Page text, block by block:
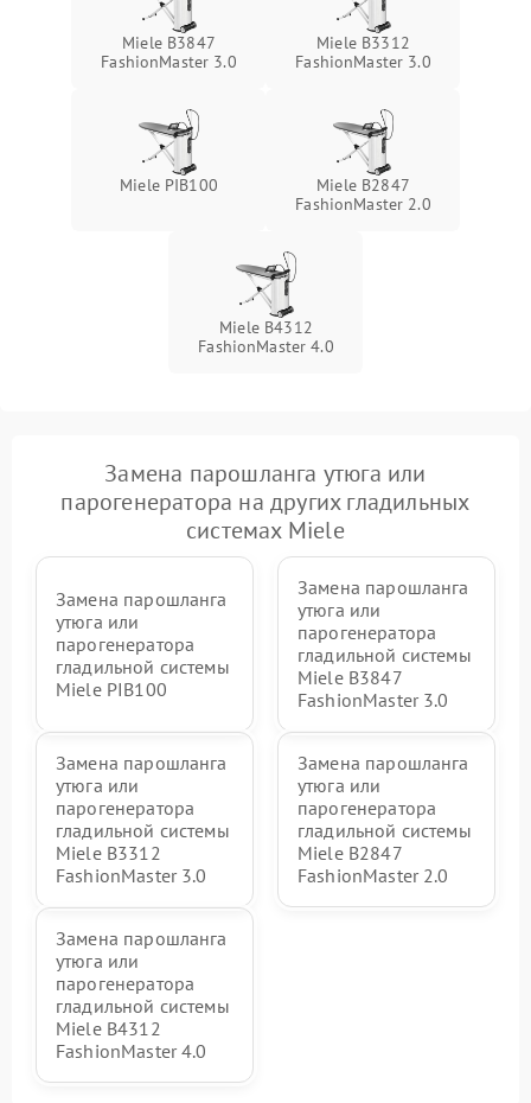
Проблемы с регулировкой
температуры
Подробнее →
Подробнее →
Неисправность блока
Подробнее →
1000 ₽
Неисправность кнопок
500 ₽
Неисправность
индикаторов (дисплея)
2000 ₽
Miele B3847
FashionMaster 3.0
Miele B3312
FashionMaster 3.0
Miele PIB100
Miele B2847
FashionMaster 2.0
Miele B4312
FashionMaster 4.0
Замена парошланга утюга или
парогенератора на других гладильных
системах Miele
Замена парошланга
утюга или
парогенератора
гладильной системы
Miele PIB100
Замена парошланга
утюга или
парогенератора
гладильной системы
Miele B3847
FashionMaster 3.0
Замена парошланга
утюга или
парогенератора
гладильной системы
Miele B3312
FashionMaster 3.0
Замена парошланга
утюга или
парогенератора
гладильной системы
Miele B2847
FashionMaster 2.0
Замена парошланга
утюга или
парогенератора
гладильной системы
Miele B4312
FashionMaster 4.0